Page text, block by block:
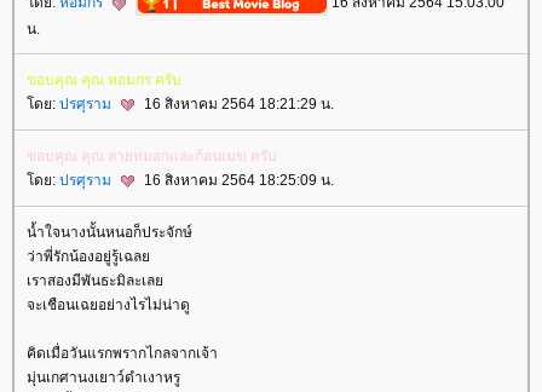
น.
ขอบคุณ คุณ หอมกร ครับ
ดย: ปรศุราม 16 สิงหาคม 2564 18:21:29 น.
ขอบคุณ คุณ สายหมอกและก้อนเมฆ ครับ
ดย: ปรศุราม 16 สิงหาคม 2564 18:25:09 น.
น้ำใจนางนั้นหนอก็ประจักษ์
ว่าพี่รักน้องอยู่รู้เฉล
เราสองมีพันธะมิละเล
จะเชือนเฉยอย่างไรไม่น่าดู
คิดเมื่อวันแรกพรากไกลจากเจ้า
มุ่นเกศานงเยาว์ดำเงาหรู